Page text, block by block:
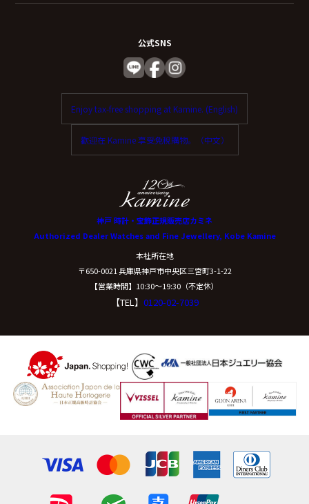
公式SNS
Enjoy tax-free shopping at Kamine. (English)
歡迎在 Kamine 享受免稅購物。（中文）
神戸 時計・宝飾正規販売店カミネ
Authorized Dealer Watches and Fine Jewellery, Kobe Kamine
本社所在地
〒650-0021 兵庫県神戸市中央区三宮町3-1-22
【営業時間】10:30〜19:30（不定休）
【TEL】 0120-02-7039